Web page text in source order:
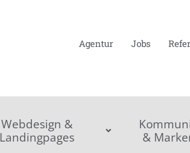
Agentur Jobs
Webdesign &
Landingpages
&